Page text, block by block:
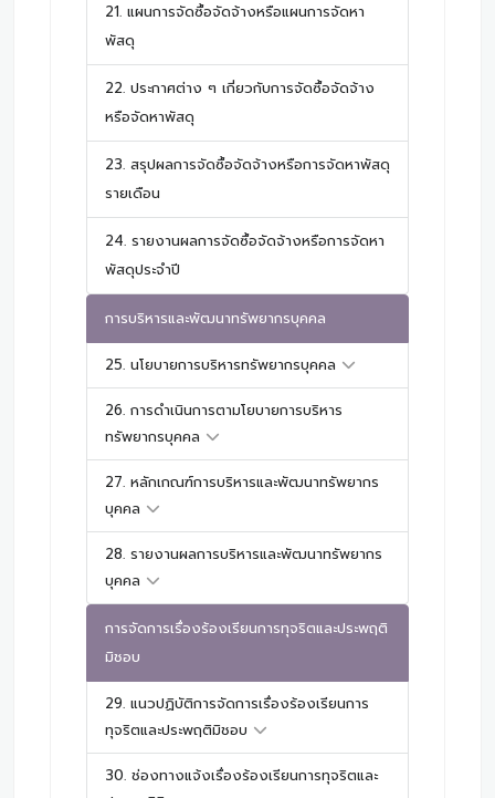
21. แผนการจัดซื้อจัดจ้างหรือแผนการจัดหา
พัสดุ
22. ประกาศต่าง ๆ เกี่ยวกับการจัดซื้อจัดจ้าง
หรือจัดหาพัสดุ
23. สรุปผลการจัดซื้อจัดจ้างหรือการจัดหาพัสดุ
รายเดือน
24. รายงานผลการจัดซื้อจัดจ้างหรือการจัดหา
พัสดุประจำปี
การบริหารและพัฒนาทรัพยากรบุคคล
25. นโยบายการบริหารทรัพยากรบุคคล
26. การดำเนินการตามโยบายการบริหาร
ทรัพยากรบุคคล
27. หลักเกณฑ์การบริหารและพัฒนาทรัพยากร
บุคคล
28. รายงานผลการบริหารและพัฒนาทรัพยากร
บุคคล
การจัดการเรื่องร้องเรียนการทุจริตและประพฤติ
มิชอบ
29. แนวปฏิบัติการจัดการเรื่องร้องเรียนการ
ทุจริตและประพฤติมิชอบ
30. ช่องทางแจ้งเรื่องร้องเรียนการทุจริตและ